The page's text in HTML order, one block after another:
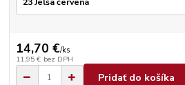
14,70 €/ks
11,95 € bez DPH
Pridať do košíka